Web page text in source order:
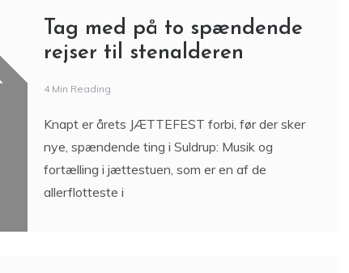
Tag med på to spændende
rejser til stenalderen
4 Min Reading
Knapt er årets JÆTTEFEST forbi, før der sker
nye, spændende ting i Suldrup: Musik og
fortælling i jættestuen, som er en af de
allerflotteste i